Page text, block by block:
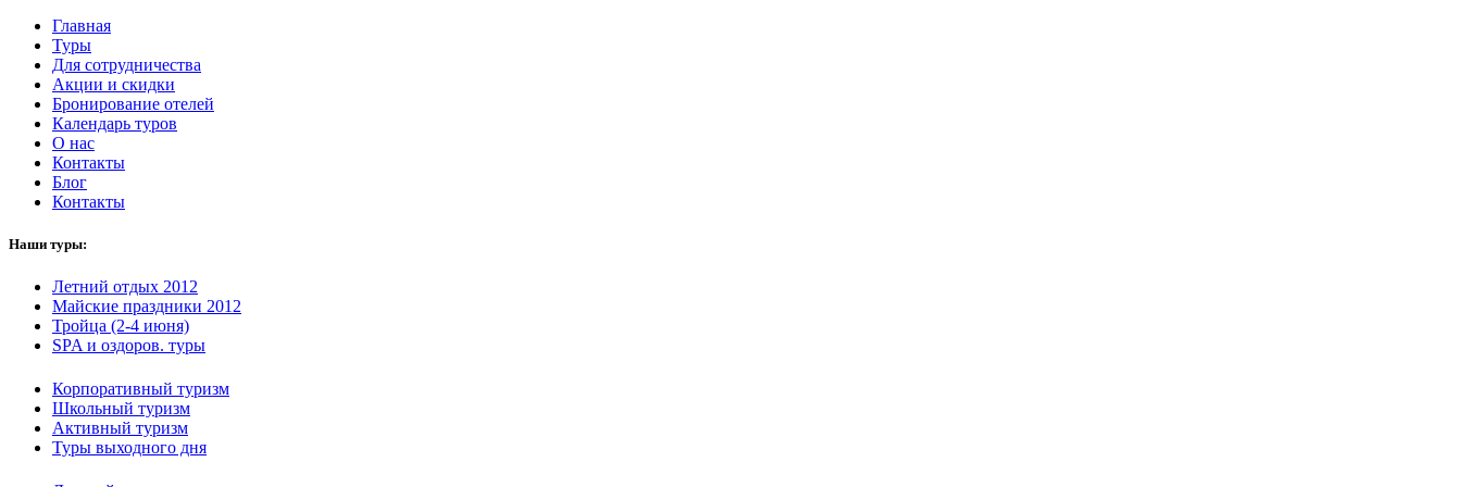
Главная
Туры
Для сотрудничества
Акции и скидки
Бронирование отелей
Календарь туров
О нас
Контакты
Блог
Контакты
Наши туры:
Летний отдых 2012
Майские праздники 2012
Тройца (2-4 июня)
SPA и оздоров. туры
Корпоративный туризм
Школьный туризм
Активный туризм
Туры выходного дня